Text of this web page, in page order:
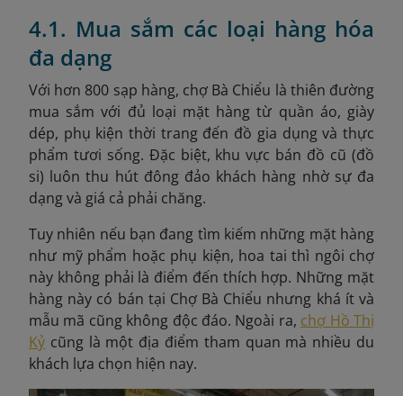
4.1. Mua sắm các loại hàng hóa
đa dạng
Với hơn 800 sạp hàng, chợ Bà Chiểu là thiên đường
mua sắm với đủ loại mặt hàng từ quần áo, giày
dép, phụ kiện thời trang đến đồ gia dụng và thực
phẩm tươi sống. Đặc biệt, khu vực bán đồ cũ (đồ
si) luôn thu hút đông đảo khách hàng nhờ sự đa
dạng và giá cả phải chăng.
Tuy nhiên nếu bạn đang tìm kiếm những mặt hàng
như mỹ phẩm hoặc phụ kiện, hoa tai thì ngôi chợ
này không phải là điểm đến thích hợp. Những mặt
hàng này có bán tại Chợ Bà Chiểu nhưng khá ít và
mẫu mã cũng không độc đáo. Ngoài ra, chợ Hồ Thị
Kỷ cũng là một địa điểm tham quan mà nhiều du
khách lựa chọn hiện nay.